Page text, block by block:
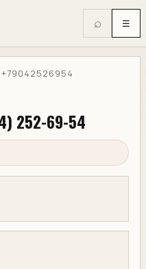
⌕ ☰
+79042526954
252-69-54